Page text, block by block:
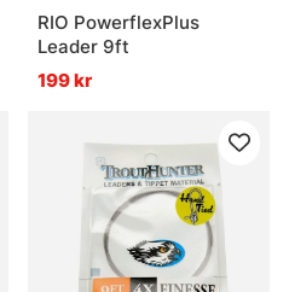
RIO PowerflexPlus
Leader 9ft
199 kr